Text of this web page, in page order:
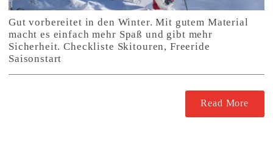
Gut vorbereitet in den Winter. Mit gutem Material
macht es einfach mehr Spaß und gibt mehr
Sicherheit. Checkliste Skitouren, Freeride
Saisonstart
Read More